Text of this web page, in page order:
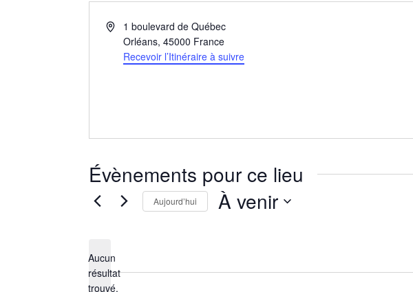
Adresse1 boulevard de Québec
Orléans, 45000 France
Recevoir l’Itinéraire à suivre
Évènements pour ce lieu
Notice
Aucun
résultat
trouvé.
Aujourd’hui À venir